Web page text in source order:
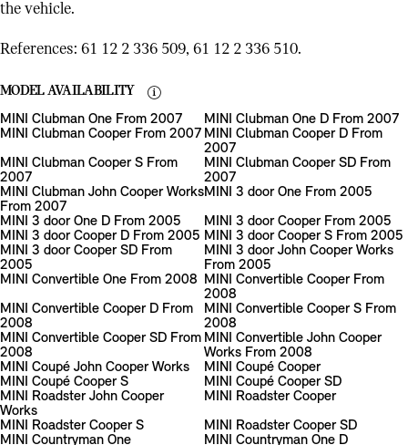
the vehicle.
References: 61 12 2 336 509, 61 12 2 336 510.
MODEL AVAILABILITY
MINI Clubman One From 2007
MINI Clubman One D From 2007
MINI Clubman Cooper From 2007 MINI Clubman Cooper D From
2007
MINI Clubman Cooper S From
2007
MINI Clubman Cooper SD From
2007
MINI Clubman John Cooper Works
From 2007
MINI 3 door One From 2005
MINI 3 door One D From 2005
MINI 3 door Cooper From 2005
MINI 3 door Cooper D From 2005 MINI 3 door Cooper S From 2005
MINI 3 door Cooper SD From
2005
MINI 3 door John Cooper Works
From 2005
MINI Convertible One From 2008 MINI Convertible Cooper From
2008
MINI Convertible Cooper D From
2008
MINI Convertible Cooper S From
2008
MINI Convertible Cooper SD From
2008
MINI Convertible John Cooper
Works From 2008
MINI Coupé John Cooper Works
MINI Coupé Cooper
MINI Coupé Cooper S
MINI Coupé Cooper SD
MINI Roadster John Cooper
Works
MINI Roadster Cooper
MINI Roadster Cooper S
MINI Roadster Cooper SD
MINI Countryman One
MINI Countryman One D